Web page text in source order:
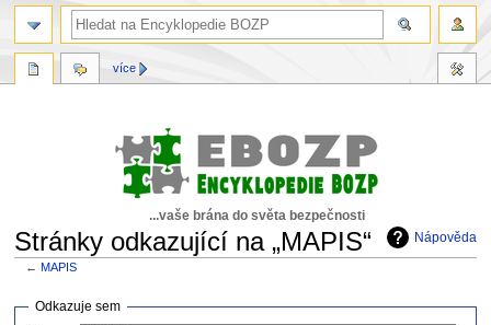
...vaše brána do světa bezpečnosti
Nápověda
Stránky odkazující na „MAPIS“
← MAPIS
Skočit
Skočit
Odkazuje sem
více